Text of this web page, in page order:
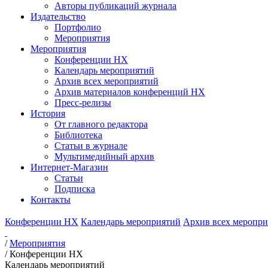
Авторы публикаций журнала
Издательство
Портфолио
Мероприятия
Мероприятия
Конференции НХ
Календарь мероприятий
Архив всех мероприятий
Архив материалов конференций НХ
Пресс-релизы
История
От главного редактора
Библиотека
Статьи в журнале
Мультимедийный архив
Интернет-Магазин
Статьи
Подписка
Контакты
Конференции НХ Календарь мероприятий Архив всех
/Мероприятия
/Конференции НХ
Календарь мероприятий